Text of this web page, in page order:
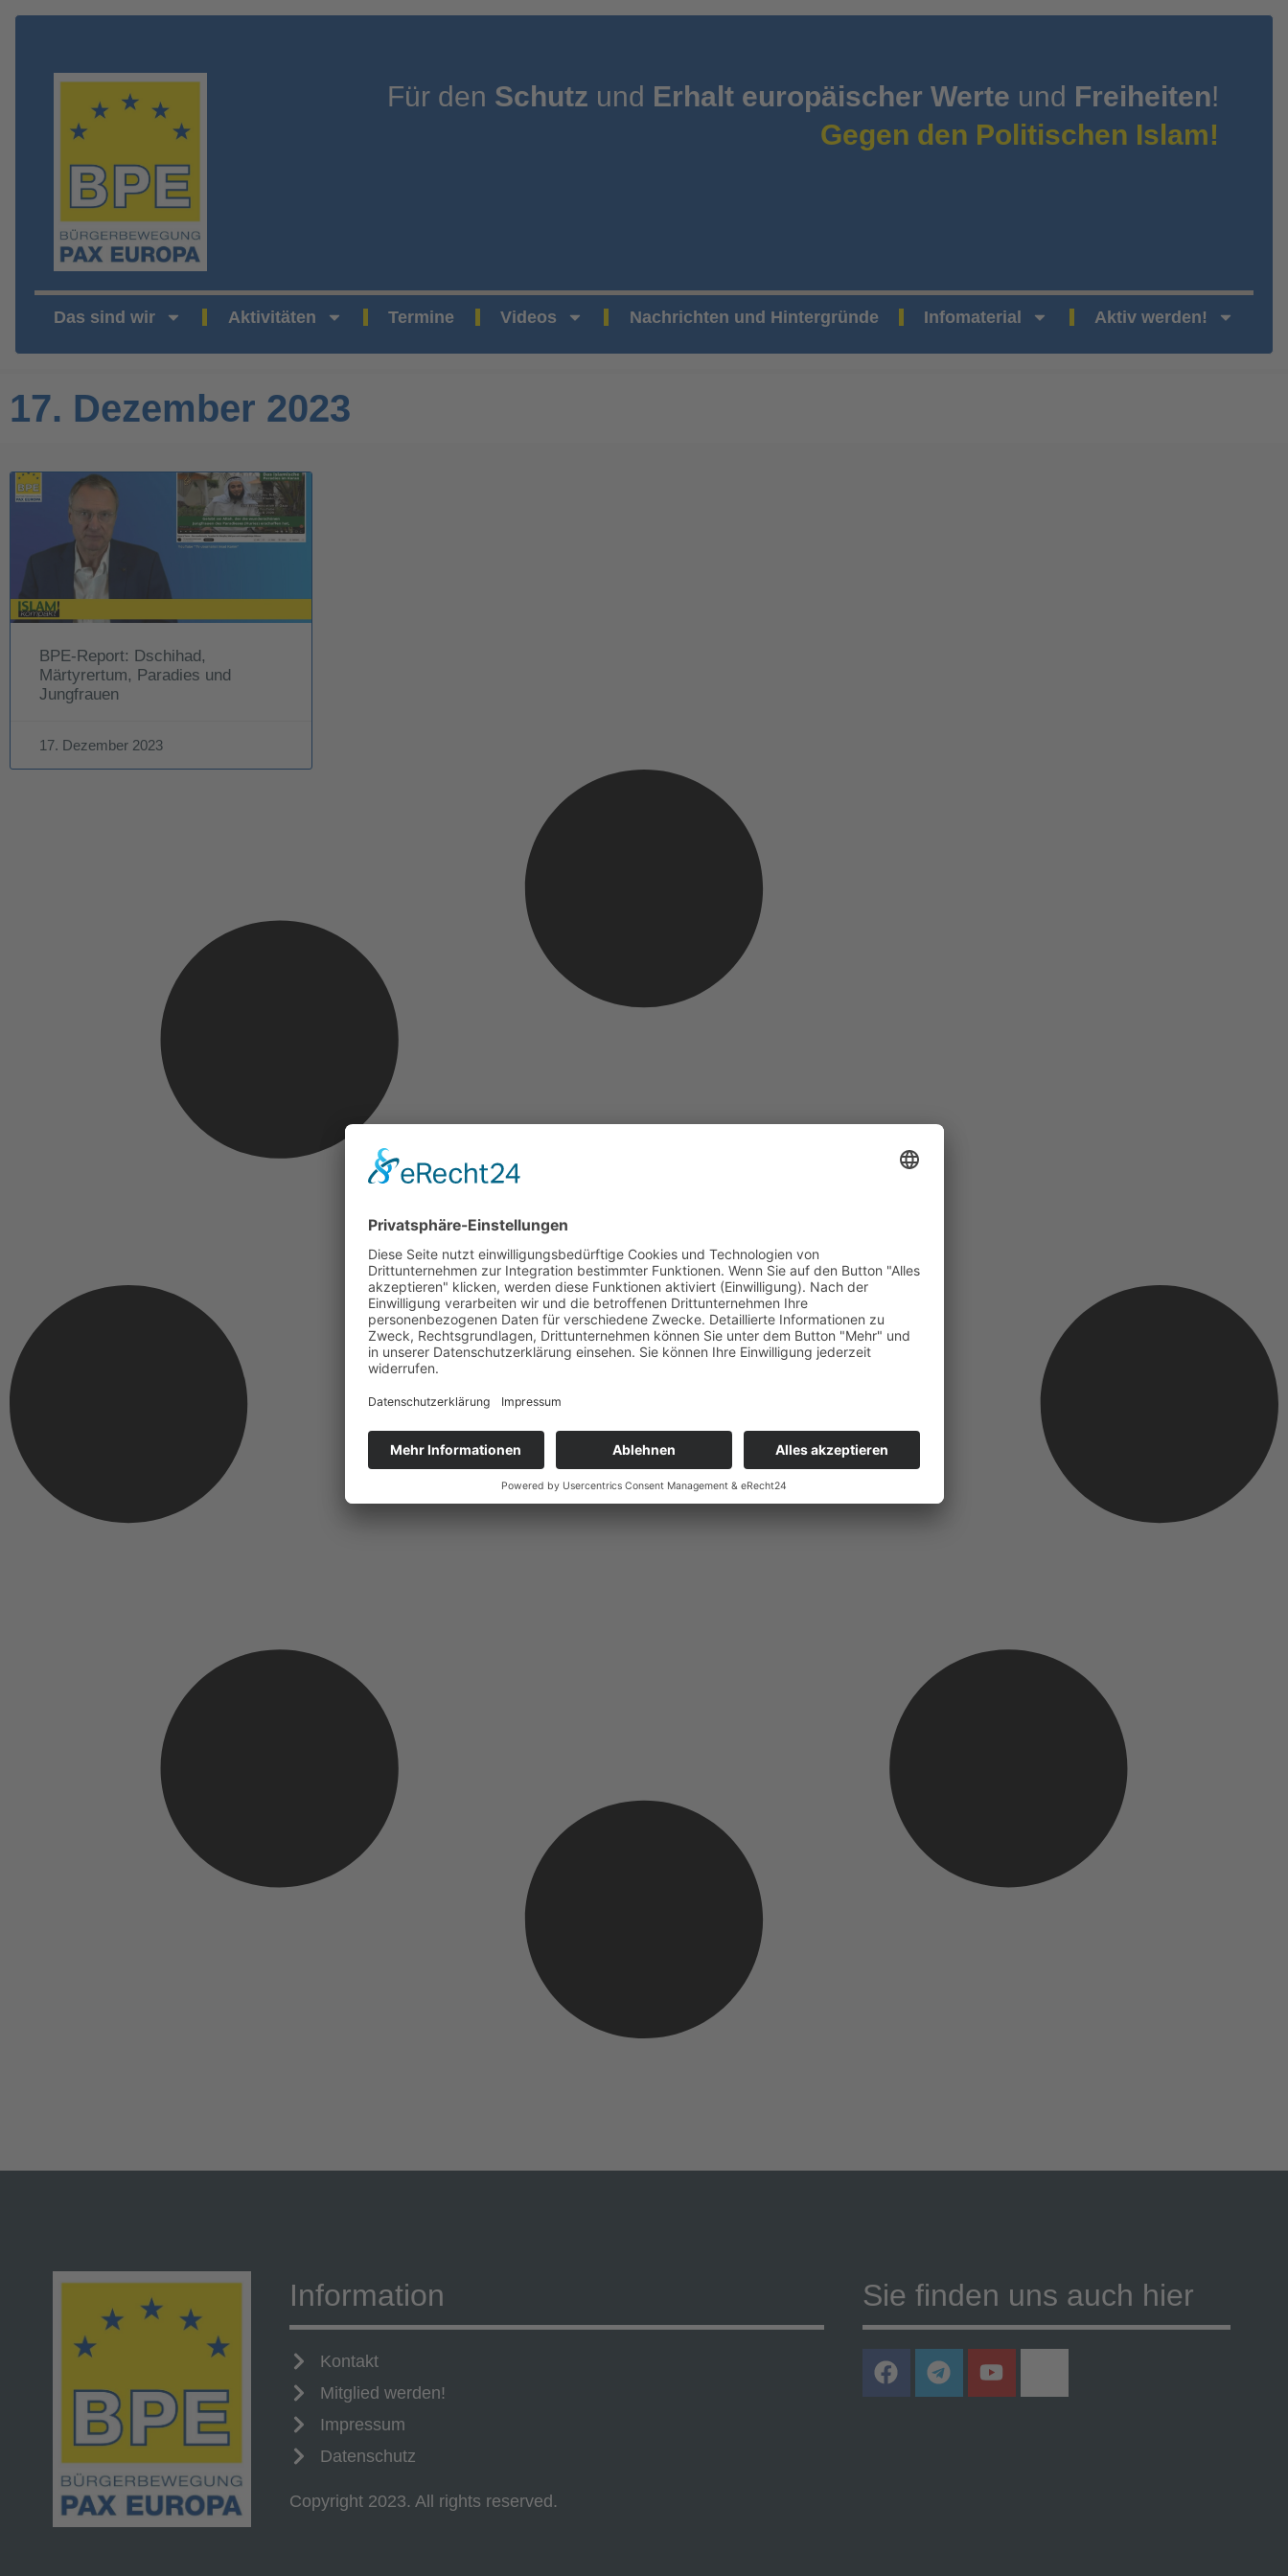
Für den Schutz und Erhalt europäischer Werte und Freiheiten!
Gegen den Politischen Islam!
Das sind wir Aktivitäten Termine Videos Nachrichten und Hintergründe Infomaterial Aktiv werden!
17. Dezember 2023
BPE-Report: Dschihad,
Märtyrertum, Paradies und
Jungfrauen
17. Dezember 2023
Information
Kontakt
Mitglied werden!
Impressum
Datenschutz
Copyright 2023. All rights reserved.
Sie finden uns auch hier